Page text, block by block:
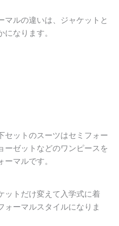
マルの違いは、ジャケットと
なります。
セットのスーツはセミフォー
ーゼットなどのワンピースを
マルです。
ットだけ変えて入学式に着
ォーマルスタイルになりま